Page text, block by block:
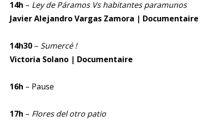
14h – Ley de Páramos Vs habitantes paramunos
Javier Alejandro Vargas Zamora | Documentaire
14h30 – Sumercé !
Victoria Solano | Documentaire
16h – Pause
17h – Flores del otro patio